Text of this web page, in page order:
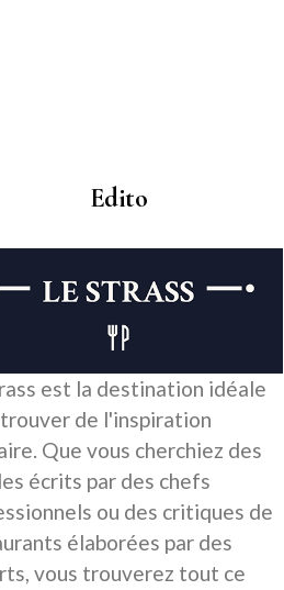
Edito
est la destination idéale
de l'inspiration
Que vous cherchiez des
écrits par des chefs
ou des critiques de
élaborées par des
vous trouverez tout ce